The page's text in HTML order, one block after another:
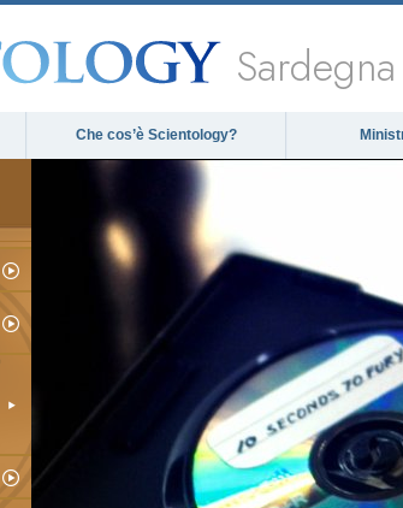
Sardegna
Che cos’è Scientology?